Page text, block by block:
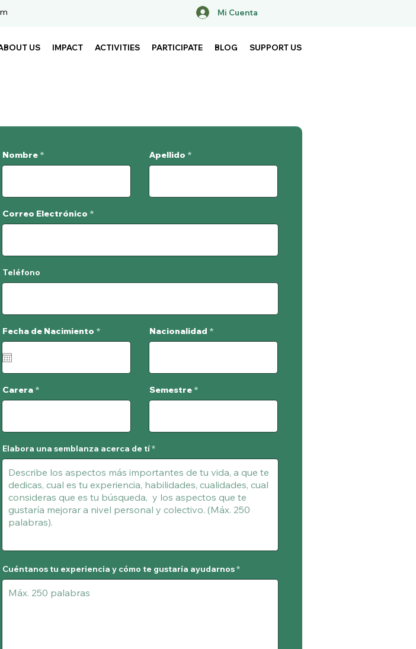
Mi Cuenta
US IMPACT ACTIVITIES PARTICIPATE BLOG SUPPORT US
Nombre Apellido
Correo Electrónico
Teléfono
Fecha de Nacimiento *
e
r
Carera
Nacionalidad
Semestre
Elabora una semblanza acerca de tí
Cuéntanos tu experiencia y cómo te gustaría ayudarnos